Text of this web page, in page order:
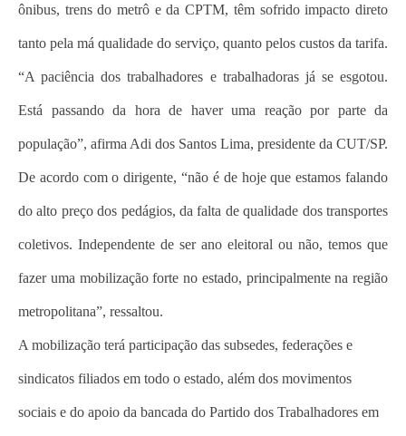
ônibus, trens do metrô e da CPTM, têm sofrido impacto direto
tanto pela má qualidade do serviço, quanto pelos custos da tarifa.
“A paciência dos trabalhadores e trabalhadoras já se esgotou.
Está passando da hora de haver uma reação por parte da
população”, afirma Adi dos Santos Lima, presidente da CUT/SP.
De acordo com o dirigente, “não é de hoje que estamos falando
do alto preço dos pedágios, da falta de qualidade dos transportes
coletivos. Independente de ser ano eleitoral ou não, temos que
fazer uma mobilização forte no estado, principalmente na região
metropolitana”, ressaltou.
A mobilização terá participação das subsedes, federações e
sindicatos filiados em todo o estado, além dos movimentos
sociais e do apoio da bancada do Partido dos Trabalhadores em